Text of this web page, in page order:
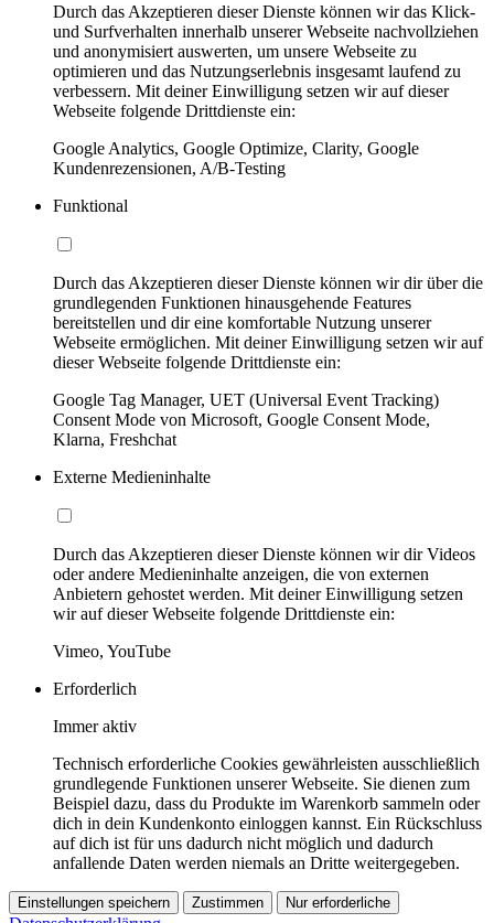
Durch das Akzeptieren dieser Dienste können wir das Klick-
und Surfverhalten innerhalb unserer Webseite nachvollziehen
und anonymisiert auswerten, um unsere Webseite zu
optimieren und das Nutzungserlebnis insgesamt laufend zu
verbessern. Mit deiner Einwilligung setzen wir auf dieser
Webseite folgende Drittdienste ein:
Google Analytics, Google Optimize, Clarity, Google
Kundenrezensionen, A/B-Testing
Funktional
Durch das Akzeptieren dieser Dienste können wir dir über die
grundlegenden Funktionen hinausgehende Features
bereitstellen und dir eine komfortable Nutzung unserer
Webseite ermöglichen. Mit deiner Einwilligung setzen wir auf
dieser Webseite folgende Drittdienste ein:
Google Tag Manager, UET (Universal Event Tracking)
Consent Mode von Microsoft, Google Consent Mode,
Klarna, Freshchat
Externe Medieninhalte
Durch das Akzeptieren dieser Dienste können wir dir Videos
oder andere Medieninhalte anzeigen, die von externen
Anbietern gehostet werden. Mit deiner Einwilligung setzen
wir auf dieser Webseite folgende Drittdienste ein:
Vimeo, YouTube
Erforderlich
Immer aktiv
Technisch erforderliche Cookies gewährleisten ausschließlich
grundlegende Funktionen unserer Webseite. Sie dienen zum
Beispiel dazu, dass du Produkte im Warenkorb sammeln oder
dich in dein Kundenkonto einloggen kannst. Ein Rückschluss
auf dich ist für uns dadurch nicht möglich und dadurch
anfallende Daten werden niemals an Dritte weitergegeben.
Einstellungen speichern Zustimmen Nur erforderliche